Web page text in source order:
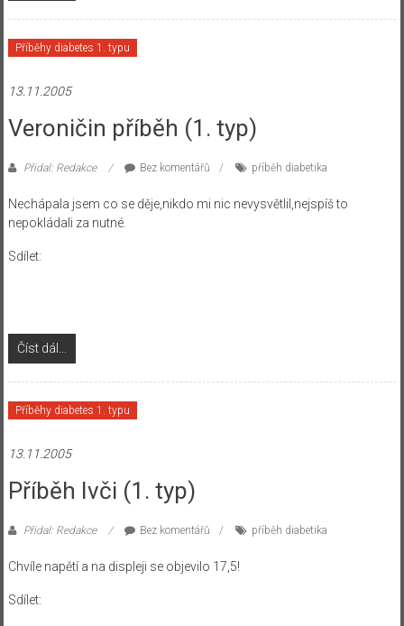
Příběhy diabetes 1. typu
13.11.2005
Veroničin příběh (1. typ)
Přidal: Redakce Bez komentářů příběh diabetika
Nechápala jsem co se děje,nikdo mi nic nevysvětlil,nejspíš to
nepokládali za nutné.
Sdílet:
Číst dál...
Příběhy diabetes 1. typu
13.11.2005
Příběh Ivči (1. typ)
Přidal: Redakce Bez komentářů příběh diabetika
Chvíle napětí a na displeji se objevilo 17,5!
Sdílet: